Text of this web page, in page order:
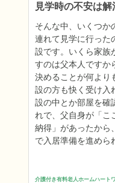
見学時の不安は
そんな中、いくつか
連れて見学に行った
設です。いくら家族
すのは父本人ですか
決めることが何より
設の方も快く受け入
設の中とか部屋を確
れで、父自身が「こ
納得」があったから
で入居準備を進めら
介護付き有料老人ホームハート